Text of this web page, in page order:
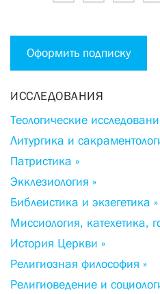
Оформить подписку
ИССЛЕДОВАНИЯ
Теологические
Литургика и
Патристика »
Экклезиология »
Библеистика и экзегетика »
Миссиология, катехетика,
История Церкви »
Религиозная философия »
Религиоведение и